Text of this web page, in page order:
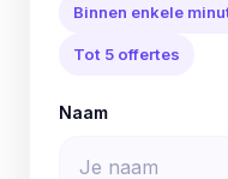
Binnen enkele
Tot 5 offertes
Naam